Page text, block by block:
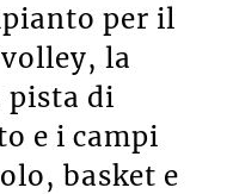
per il
la
pista di
e i campi
basket e